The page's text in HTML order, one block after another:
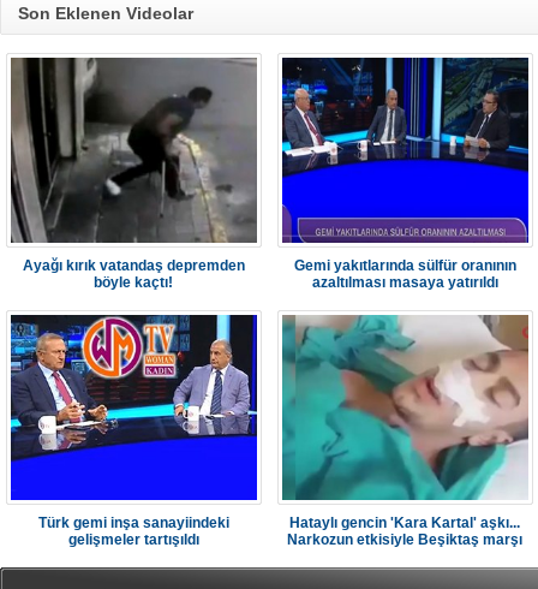
Son Eklenen Videolar
Ayağı kırık vatandaş depremden
böyle kaçtı!
Gemi yakıtlarında sülfür oranının
azaltılması masaya yatırıldı
Türk gemi inşa sanayiindeki
gelişmeler tartışıldı
Hataylı gencin 'Kara Kartal' aşkı...
Narkozun etkisiyle Beşiktaş marşı